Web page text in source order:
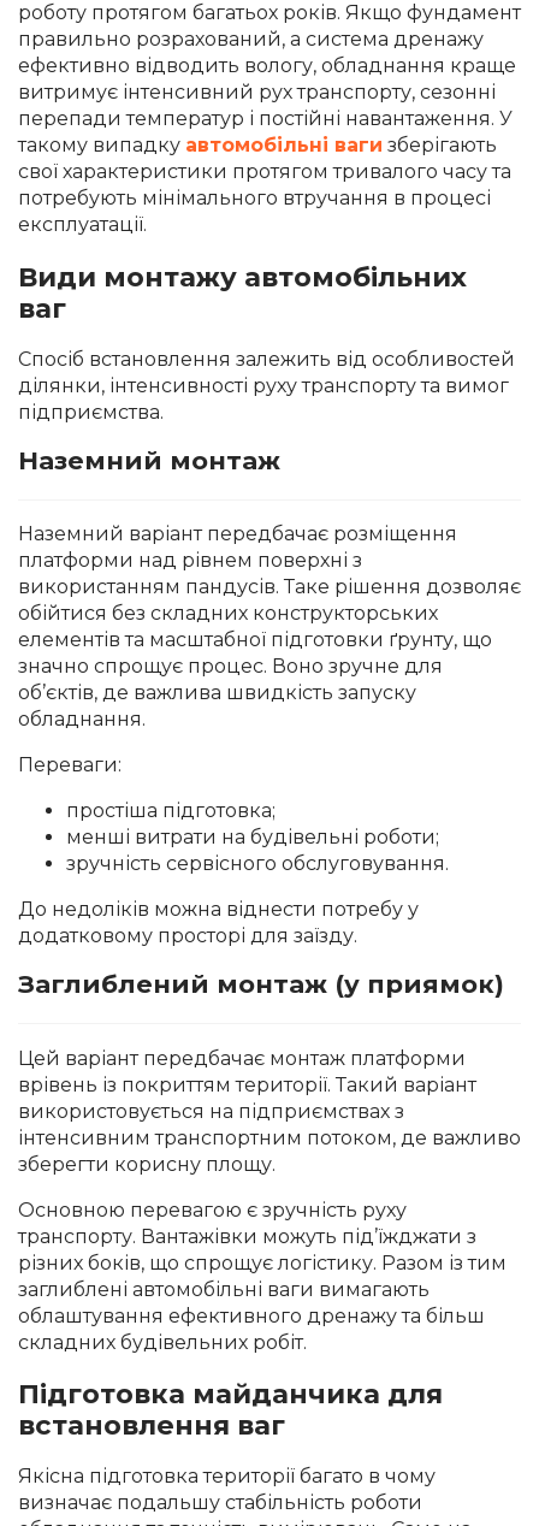
роботу протягом багатьох років. Якщо фундамент
правильно розрахований, а система дренажу
ефективно відводить вологу, обладнання краще
витримує інтенсивний рух транспорту, сезонні
перепади температур і постійні навантаження. У
такому випадку автомобільні ваги зберігають
свої характеристики протягом тривалого часу та
потребують мінімального втручання в процесі
експлуатації.
Види монтажу автомобільних
ваг
Спосіб встановлення залежить від особливостей
ділянки, інтенсивності руху транспорту та вимог
підприємства.
Наземний монтаж
Наземний варіант передбачає розміщення
платформи над рівнем поверхні з
використанням пандусів. Таке рішення дозволяє
обійтися без складних конструкторських
елементів та масштабної підготовки ґрунту, що
значно спрощує процес. Воно зручне для
об’єктів, де важлива швидкість запуску
обладнання.
Переваги:
простіша підготовка;
менші витрати на будівельні роботи;
зручність сервісного обслуговування.
До недоліків можна віднести потребу у
додатковому просторі для заїзду.
Заглиблений монтаж (у приямок)
Цей варіант передбачає монтаж платформи
врівень із покриттям території. Такий варіант
використовується на підприємствах з
інтенсивним транспортним потоком, де важливо
зберегти корисну площу.
Основною перевагою є зручність руху
транспорту. Вантажівки можуть під’їжджати з
різних боків, що спрощує логістику. Разом із тим
заглиблені автомобільні ваги вимагають
облаштування ефективного дренажу та більш
складних будівельних робіт.
Підготовка майданчика для
встановлення ваг
Якісна підготовка території багато в чому
визначає подальшу стабільність роботи